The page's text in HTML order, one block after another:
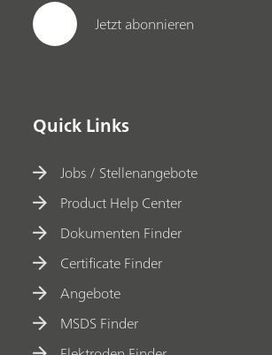
Jetzt abonnieren
Quick Links
Jobs / Stellenangebote
Product Help Center
Dokumenten Finder
Certificate Finder
Angebote
MSDS Finder